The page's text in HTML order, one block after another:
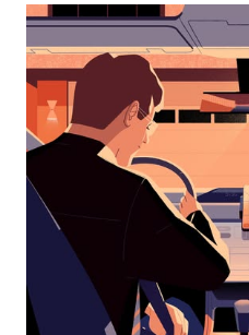
头
浏
日
并
期。
按